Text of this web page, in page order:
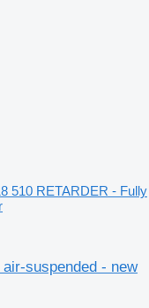
510 RETARDER - Fully
suspended - new